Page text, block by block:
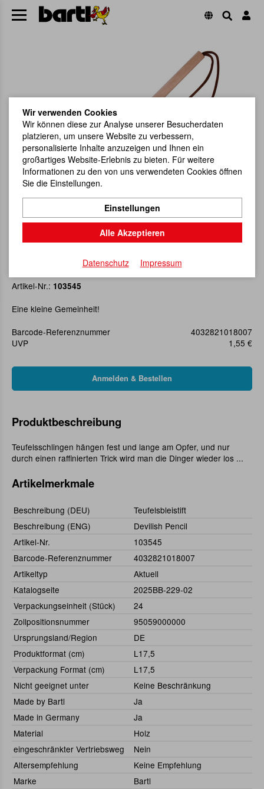
Teufelsbleistift
Artikel-Nr.: 103545
Eine kleine Gemeinheit!
Barcode-Referenznummer
4032821018007
UVP
1,55 €
Produktbeschreibung
Teufelsschlingen hängen fest und lange am Opfer, und nur
durch einen raffinierten Trick wird man die Dinger wieder los ...
Artikelmerkmale
Beschreibung (DEU)
Teufelsbleistift
Beschreibung (ENG)
Devilish Pencil
Artikel-Nr.
103545
Barcode-Referenznummer
4032821018007
Artikeltyp
Aktuell
Katalogseite
2025BB-229-02
Verpackungseinheit (Stück)
24
Zollpositionsnummer
95059000000
Ursprungsland/Region
DE
Produktformat (cm)
L17,5
Verpackung Format (cm)
L17,5
Nicht geeignet unter
Keine Beschränkung
Made by Bartl
Ja
Made in Germany
Ja
Material
Holz
eingeschränkter Vertriebsweg
Nein
Altersempfehlung
Keine Empfehlung
Marke
Bartl
Wir verwenden Cookies
Wir können diese zur Analyse unserer Besucherdaten
platzieren, um unsere Website zu verbessern,
personalisierte Inhalte anzuzeigen und Ihnen ein
großartiges Website-Erlebnis zu bieten. Für weitere
Informationen zu den von uns verwendeten Cookies öffnen
Sie die Einstellungen.
Einstellungen
Alle Akzeptieren
Datenschutz Impressum